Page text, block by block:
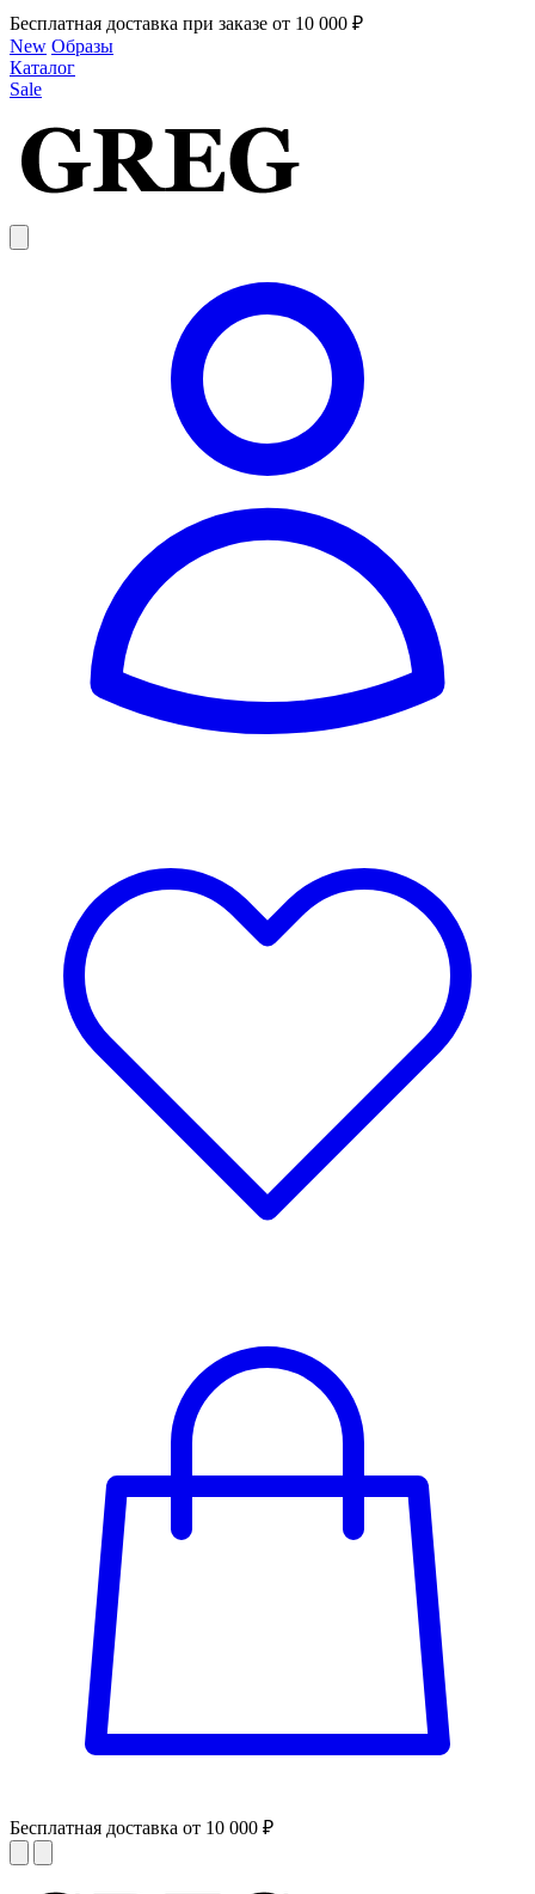
Бесплатная доставка при заказе от 10 000 ₽
New Образы
Каталог
Sale
Бесплатная доставка от 10 000 ₽